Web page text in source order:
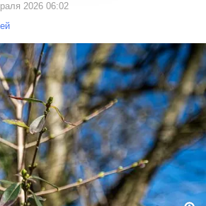
2026 06:02